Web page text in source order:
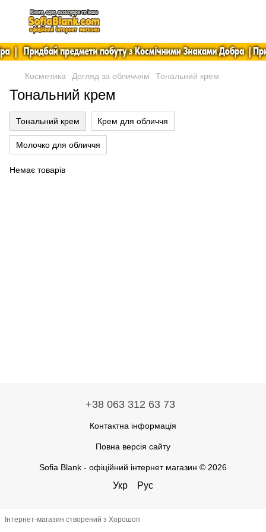
Косметика Догляд за обличчям Тональний крем
Тональний крем
Тональний крем Крем для обличчя
Молочко для обличчя
Немає товарів
+38 063 312 63 73
Контактна інформація
Повна версія сайту
Sofia Blank - офіційний інтернет магазин © 2026
Укр Рус
Інтернет-магазин створений з Хорошоп